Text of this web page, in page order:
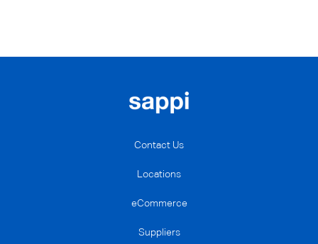
Contact Us
Locations
eCommerce
Suppliers